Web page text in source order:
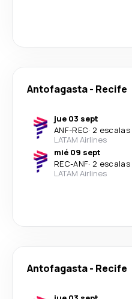
Antofagasta- Recife
jue 03 sept
ANF-REC· 2 escalas
LATAM Airlines
mié 09 sept
REC-ANF· 2 escalas
LATAM Airlines
Antofagasta- Recife